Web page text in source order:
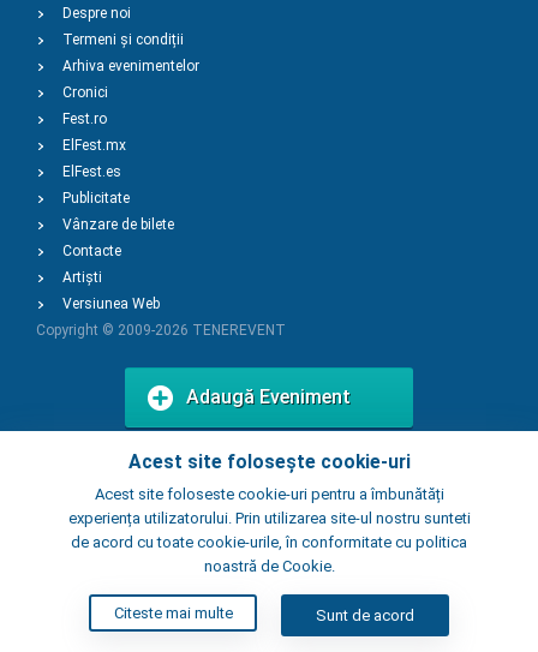
Acest site folosește cookie-uri
Acest site foloseste cookie-uri pentru a îmbunătăți
experiența utilizatorului. Prin utilizarea site-ul nostru sunteti
de acord cu toate cookie-urile, în conformitate cu politica
noastră de Cookie.
Citeste mai multe Sunt de acord
Despre noi
Termeni și condiții
Arhiva evenimentelor
Cronici
Fest.ro
ElFest.mx
ElFest.es
Publicitate
Vânzare de bilete
Contacte
Artiști
Versiunea Web
Copyright © 2009-2026 TENEREVENT
Adaugă Eveniment
Adaugă Local